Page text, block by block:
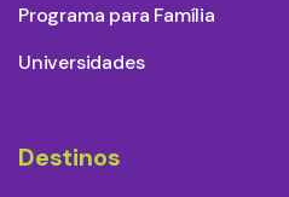
Programa para Família
Universidades
Destinos